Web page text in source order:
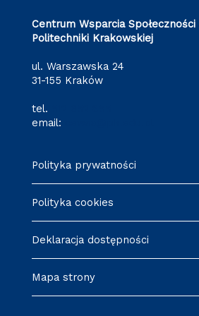
Centrum Wsparcia
Politechniki Krakowskiej
ul. Warszawska 24
31-155 Kraków
tel.
email:
Polityka prywatności
Polityka cookies
Deklaracja dostępności
Mapa strony